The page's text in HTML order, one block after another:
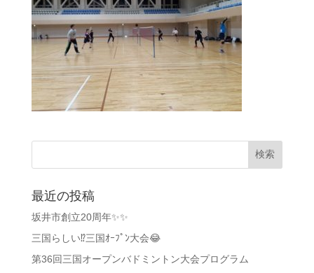
最近の投稿
坂井市創立20周年✨✨
三国らしい⁉️三国ｵｰﾌﾟﾝ大会😂
第36回三国オープンバドミントン大会プログラム